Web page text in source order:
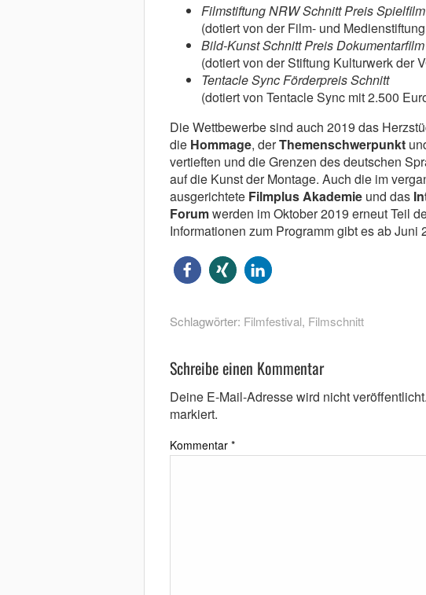
Filmstiftung NRW Schnitt Preis Spielfilm
(dotiert von der Film- und
Bild-Kunst Schnitt Preis Dokumentarfilm
(dotiert von der Stiftung Kulturwerk der
Tentacle Sync Förderpreis Schnitt
(dotiert von Tentacle Sync mit 2.500
Die Wettbewerbe sind auch 2019 das
die Hommage, derThemenschwerpunkt
vertieften und die Grenzen des deutschen
auf die Kunst der Montage. Auch die im
ausgerichtete Filmplus Akademieund das
Forumwerden im Oktober 2019 erneut Teil
Informationen zum Programm gibt es ab Juni
Schlagwörter: Filmfestival, Filmschnitt
Schreibe einen Kommentar
Deine E-Mail-Adresse wird nicht veröffentlicht.
markiert.
Kommentar *